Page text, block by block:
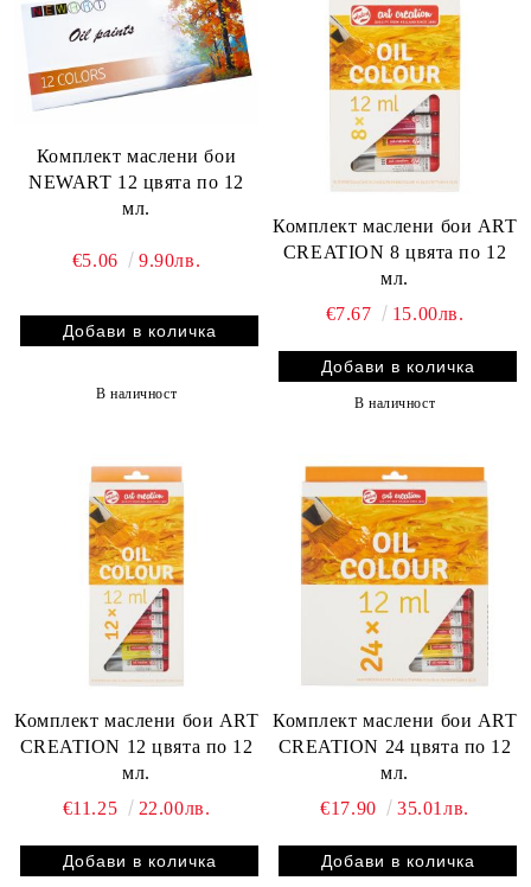
Комплект маслени бои
NEWART 12 цвята по 12
мл.
€5.06 9.90лв.
В наличност
Комплект маслени бои ART
CREATION 8 цвята по 12
мл.
€7.67
15.00лв.
В наличност
Комплект маслени бои ART
CREATION 12 цвята по 12
мл.
€11.25
22.00лв.
Комплект маслени бои ART
CREATION 24 цвята по 12
мл.
€17.90
35.01лв.